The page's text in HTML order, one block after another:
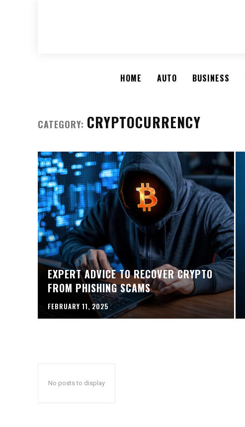
HOME AUTO BUSINESS
CATEGORY: CRYPTOCURRENCY
EXPERT ADVICE TO RECOVER CRYPTO
FROM PHISHING SCAMS
FEBRUARY 11, 2025
No posts to display